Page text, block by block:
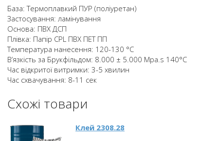
База: Термоплавкий ПУР (поліуретан)
Застосування: ламінування
Основа: ПВХ ДСП
Плівка: Папір CPL ПВХ ПЕТ ПП
Температура нанесення: 120-130 °C
В’язкість за Брукфільдом: 8.000 ± 5.000 Mpa.s 140°C
Час відкритої витримки: 3-5 хвилин
Час схвачування: 8-11 сек
Схожі товари
Клей 2308.28